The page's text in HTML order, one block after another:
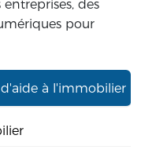
des
pour
à l'immobilier